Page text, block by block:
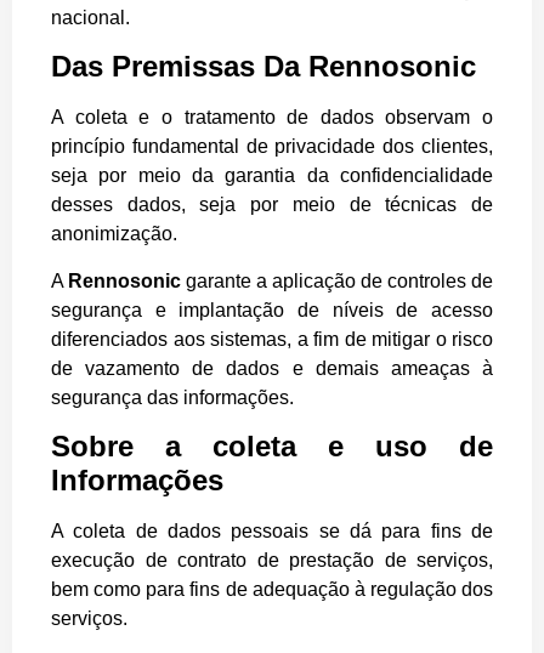
nacional.
Das Premissas Da Rennosonic
A coleta e o tratamento de dados observam o
princípio fundamental de privacidade dos clientes,
seja por meio da garantia da confidencialidade
desses dados, seja por meio de técnicas de
anonimização.
A Rennosonic garante a aplicação de controles de
segurança e implantação de níveis de acesso
diferenciados aos sistemas, a fim de mitigar o risco
de vazamento de dados e demais ameaças à
segurança das informações.
Sobre a coleta e uso de
Informações
A coleta de dados pessoais se dá para fins de
execução de contrato de prestação de serviços,
bem como para fins de adequação à regulação dos
serviços.